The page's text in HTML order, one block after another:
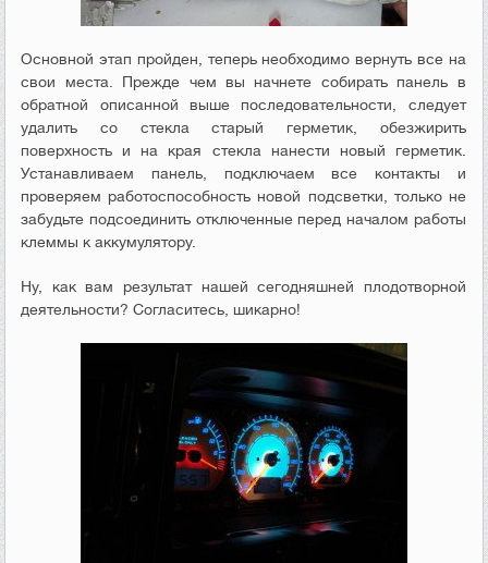
Основной этап пройден, теперь необходимо вернуть все на
свои места. Прежде чем вы начнете собирать панель в
обратной описанной выше последовательности, следует
удалить со стекла старый герметик, обезжирить
поверхность и на края стекла нанести новый герметик.
Устанавливаем панель, подключаем все контакты и
проверяем работоспособность новой подсветки, только не
забудьте подсоединить отключенные перед началом работы
клеммы к аккумулятору.
Ну, как вам результат нашей сегодняшней плодотворной
деятельности? Согласитесь, шикарно!